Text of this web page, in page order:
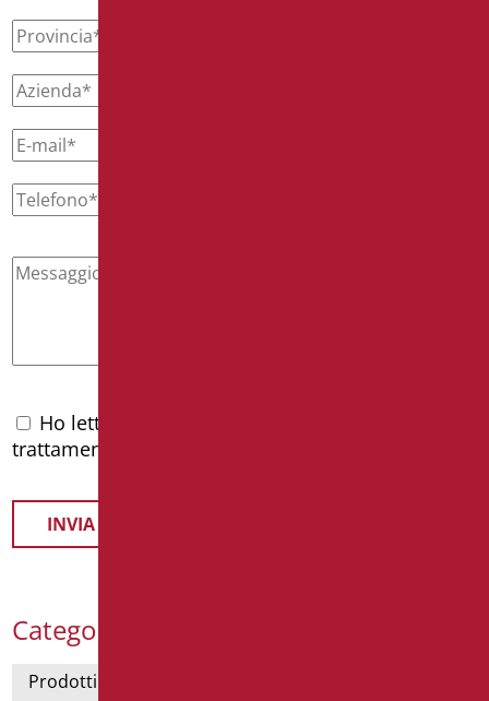
Categorie Prodotti
Prodotti con dichiarazione CAM
Ho letto l'
trattamento dei dati personali